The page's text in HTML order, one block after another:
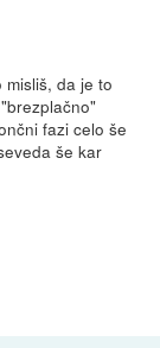
da je to
fazi celo še
še kar